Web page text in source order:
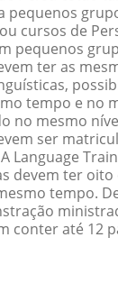
pequenos
cursos de
pequenos
ter as
tempo e no
no mesmo
ser
Language
devem ter
tempo.
conter até 12